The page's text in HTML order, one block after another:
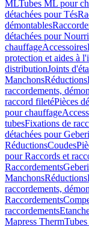
MLTubes ML pour
détachées pour Tés
démontables
détachées pour
chauffageAccessoires
protection et aides à
distributionJoints
ManchonsRéductions
raccordements,
raccord filetéPièces
pour chauffage
tubesFixations de
détachées pour
RéductionsCoudes
pour Raccords et
Raccordements
ManchonsRéductions
raccordements,
Raccordements
raccordements
Mapress Therm